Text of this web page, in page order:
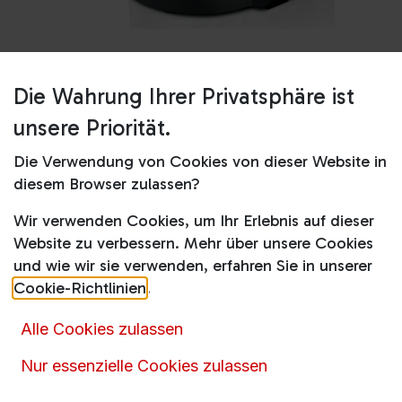
Shop
Filter-Kaffeemaschinen
TKA6M273 Filterkaffeemaschine
TKA6M273 Filterkaffeemaschine
66,90 inkl. MwSt. 104,99 €
Die Wahrung Ihrer Privatsphäre ist
unsere Priorität.
Die Verwendung von Cookies von dieser Website in
diesem Browser zulassen?
Wir verwenden Cookies, um Ihr Erlebnis auf dieser
Website zu verbessern. Mehr über unsere Cookies
und wie wir sie verwenden, erfahren Sie in unserer
Cookie-Richtlinien.
Alle Cookies zulassen
Nur essenzielle Cookies zulassen